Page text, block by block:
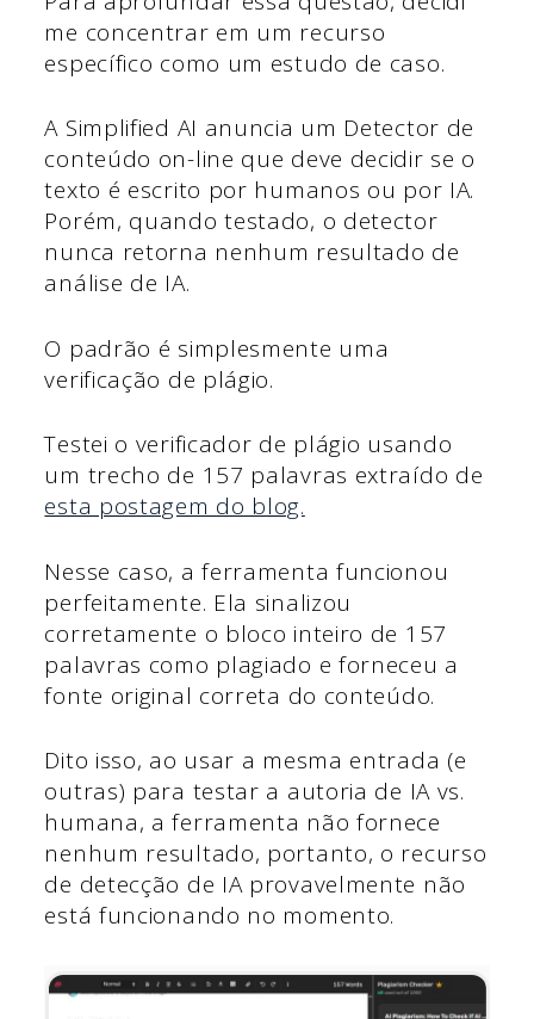
me concentrar em um recurso
específico como um estudo de caso.
A Simplified AI anuncia um Detector de
conteúdo on-line que deve decidir se o
texto é escrito por humanos ou por IA.
Porém, quando testado, o detector
nunca retorna nenhum resultado de
análise de IA.
O padrão é simplesmente uma
verificação de plágio.
Testei o verificador de plágio usando
um trecho de 157 palavras extraído de
esta postagem do blog.
Nesse caso, a ferramenta funcionou
perfeitamente. Ela sinalizou
corretamente o bloco inteiro de 157
palavras como plagiado e forneceu a
fonte original correta do conteúdo.
Dito isso, ao usar a mesma entrada (e
outras) para testar a autoria de IA vs.
humana, a ferramenta não fornece
nenhum resultado, portanto, o recurso
de detecção de IA provavelmente não
está funcionando no momento.